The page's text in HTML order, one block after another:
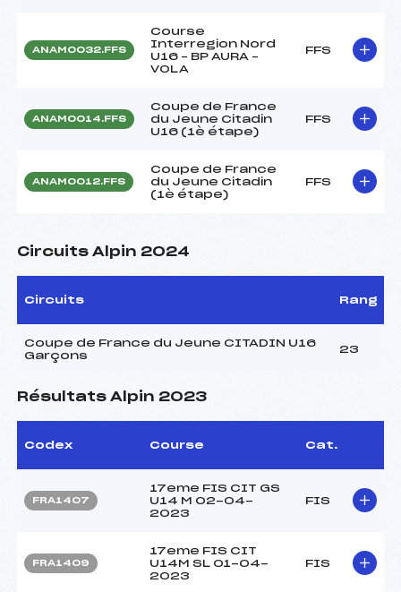
ANAM0032.FFS
Course
Interregion Nord
U16 – BP AURA –
VOLA
FFS
ANAM0014.FFS
Coupe de France
du Jeune Citadin
U16 (1è étape)
FFS
ANAM0012.FFS
Coupe de France
du Jeune Citadin
(1è étape)
FFS
Circuits Alpin 2024
Circuits Rang
Coupe de France du Jeune CITADIN U16
Garçons
23
Résultats Alpin 2023
Codex Course Cat.
FRA1407
17eme FIS CIT GS
U14 M 02-04-
2023
FIS
FRA1409
17eme FIS CIT
U14M SL 01-04-
2023
FIS